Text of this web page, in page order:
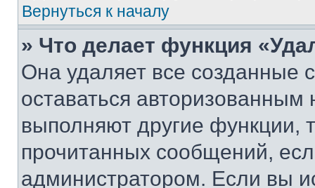
Вернуться к началу
» Что делает функция
Она удаляет все созданные
оставаться
выполняют другие функции,
прочитанных сообщений,
администратором. Если вы